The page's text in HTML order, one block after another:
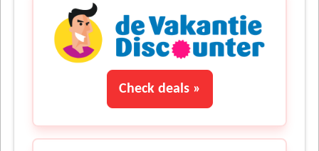
Check deals »